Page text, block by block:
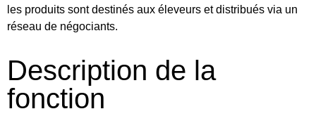
les produits sont destinés aux éleveurs et distribués via un
réseau de négociants.
Description de la
fonction